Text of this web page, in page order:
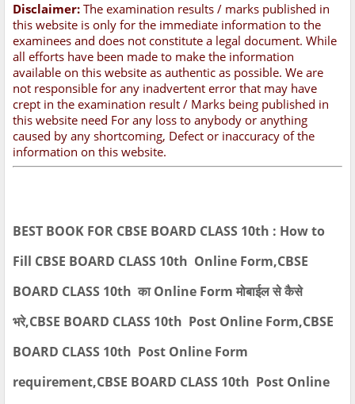
Disclaimer: The examination results / marks published in
this website is only for the immediate information to the
examinees and does not constitute a legal document. While
all efforts have been made to make the information
available on this website as authentic as possible. We are
not responsible for any inadvertent error that may have
crept in the examination result / Marks being published in
this website need For any loss to anybody or anything
caused by any shortcoming, Defect or inaccuracy of the
information on this website.
BEST BOOK FOR CBSE BOARD CLASS 10th : How to
Fill CBSE BOARD CLASS 10th Online Form,CBSE
BOARD CLASS 10th का Online Form मोबाईल से कैसे
भरे,CBSE BOARD CLASS 10th Post Online Form,CBSE
BOARD CLASS 10th Post Online Form
requirement,CBSE BOARD CLASS 10th Post Online